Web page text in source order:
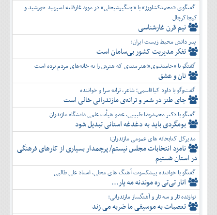
گفتگوی «محمدکشاورز» با «چنگیزشیخلی» در مورد غارقلعه اسپهبد خورشید و
کیجاکرچال
نیم قرن غارشناسی
پدر دانش محیط زیست ایران:
تفكر مديريت کشور بی‌سامان است
گفتگو با «حامدنبوی»؛هنرمندی که هنرش را به خانه‌های مردم برده است
نان و عشق
گفت‌وگو با داود کیاقاسمی؛ شاعر، ترانه سرا و خواننده
جای طنز در شعر و ترانه‌ی مازندرانی خالی است
گفتگو با دکتر محمدرضا طبیبی، عضو هیأت علمی دانشگاه مازندران
بومگردی باید به دغدغه استانی تبدیل شود
مدیرکل کتابخانه های عمومی مازندران:
نامزد انتخابات مجلس نیستم/ پرچمدار بسیاری از کارهای فرهنگی
در استان هستیم
گفتگو با خواننده پیشکسوت آهنگ های محلی، استاد علی طالبی
انار تی‌تی ره موندنه مه یار...
نوازنده تار و سه تار و آهنگساز مازندرانی:
تعصبات به موسیقی ما ضربه می زند